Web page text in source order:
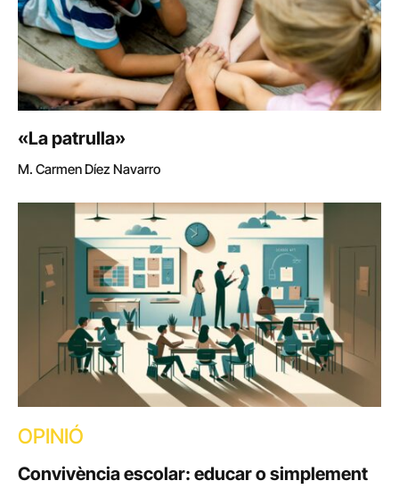
«La patrulla»
M. Carmen Díez Navarro
OPINIÓ
Convivència escolar: educar o simplement